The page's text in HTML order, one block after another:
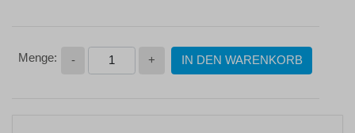
- + IN DEN WARENKORB